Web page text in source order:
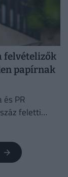
felvételizők
papírnak
PR
feletti